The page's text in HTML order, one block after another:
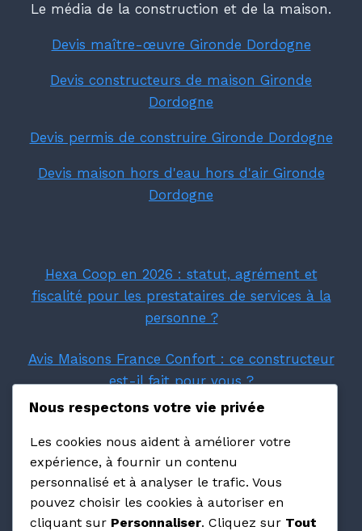
Le média de la construction et de la maison.
Devis maître-œuvre Gironde Dordogne
Devis constructeurs de maison Gironde
Dordogne
Devis permis de construire Gironde Dordogne
Devis maison hors d'eau hors d'air Gironde
Dordogne
Hexa Coop en 2026 : statut, agrément et
fiscalité pour les prestataires de services à la
personne ?
Avis Maisons France Confort : ce constructeur
est-il fait pour vous ?
ce constructeur PACA
Avis Maisons Pierre : ce qu'on pense vraiment
de cette franchise en 2026 ?
Nous respectons votre vie privée
Les cookies nous aident à améliorer votre
expérience, à fournir un contenu
personnalisé et à analyser le trafic. Vous
pouvez choisir les cookies à autoriser en
cliquant sur Personnaliser. Cliquez sur Tout